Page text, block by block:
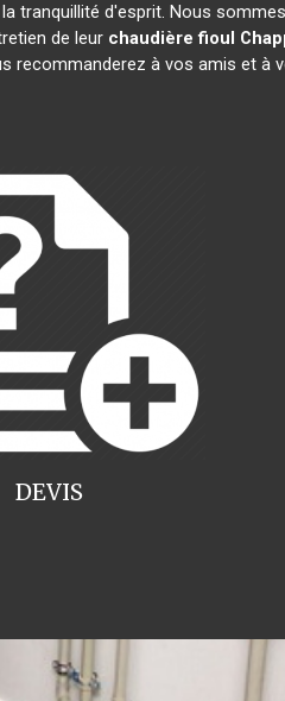
d'esprit. Nous
de leur chaudière fioul
recommanderez à vos amis et à
DEVIS